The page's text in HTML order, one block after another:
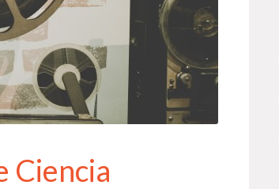
Ciencia